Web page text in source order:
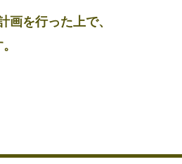
画を行った上で、